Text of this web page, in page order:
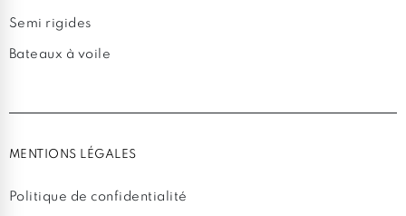
Semi rigides
Bateaux à voile
MENTIONS LÉGALES
Politique de confidentialité